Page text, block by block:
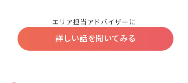
エリア担当アドバイザーに
詳しい話を聞いてみる